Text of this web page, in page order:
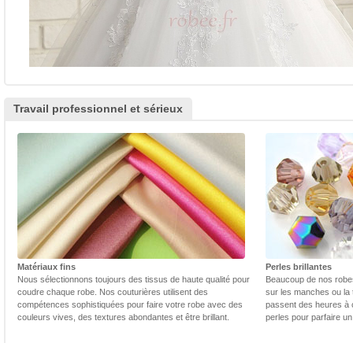
Travail professionnel et sérieux
Matériaux fins
Nous sélectionnons toujours des tissus de haute qualité pour
coudre chaque robe. Nos couturières utilisent des
compétences sophistiquées pour faire votre robe avec des
couleurs vives, des textures abondantes et être brillant.
Perles brillantes
Beaucoup de nos
sur les manches ou la
passent des heures à
perles pour parfaire